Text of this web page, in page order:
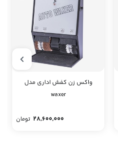
واکس زن کفش اداری مدل
waxer
28,600,000 تومان